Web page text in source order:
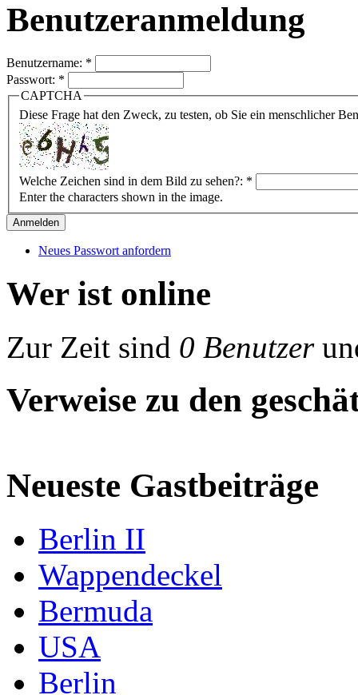
Benutzeranmeldung
Benutzername: *
Passwort: *
CAPTCHA
Diese Frage hat den Zweck, zu testen, ob Sie ein menschlicher
Welche Zeichen sind in dem Bild zu sehen?: *
Enter the characters shown in the image.
Neues Passwort anfordern
Wer ist online
Zur Zeit sind 0 Benutzer
Verweise zu den
Neueste Gastbeiträge
Berlin II
Wappendeckel
Bermuda
USA
Berlin